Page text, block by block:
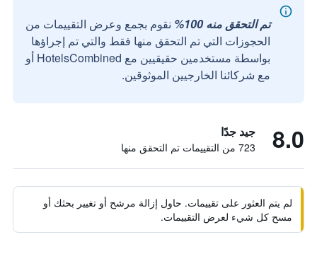
تم التحقق منه 100%
نقوم بجمع وعرض التقييمات من
الحجوزات التي تم التحقق منها فقط والتي تم إجراؤها
بواسطة مستخدمين حقيقيين مع HotelsCombined أو
مع شركائنا الخارجيين الموثوقين.
8.0 جيد جدًا
723 من التقييمات تم التحقق منها
لم يتم العثور على تقييمات. حاول إزالة مرشح أو تغيير بحثك أو
مسح كل شيء لعرض التقييمات.